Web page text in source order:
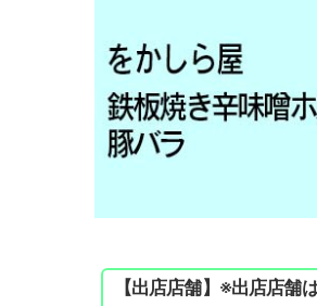
【出店店舗】※出店店舗